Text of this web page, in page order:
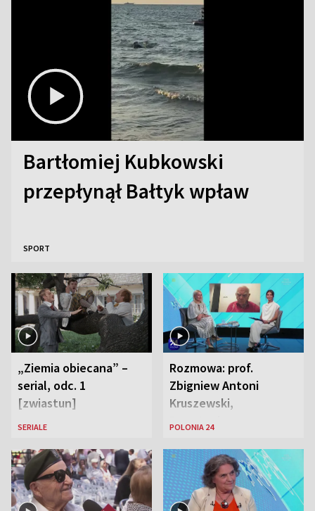
Bartłomiej Kubkowski
przepłynął Bałtyk wpław
SPORT
„Ziemia obiecana” –
serial, odc. 1
[zwiastun]
SERIALE
Rozmowa: prof.
Zbigniew Antoni
Kruszewski,
Powstaniec
Zaryan, piosenkarka
POLONIA 24